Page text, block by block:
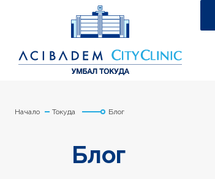
Начало Токуда Блог
Блог